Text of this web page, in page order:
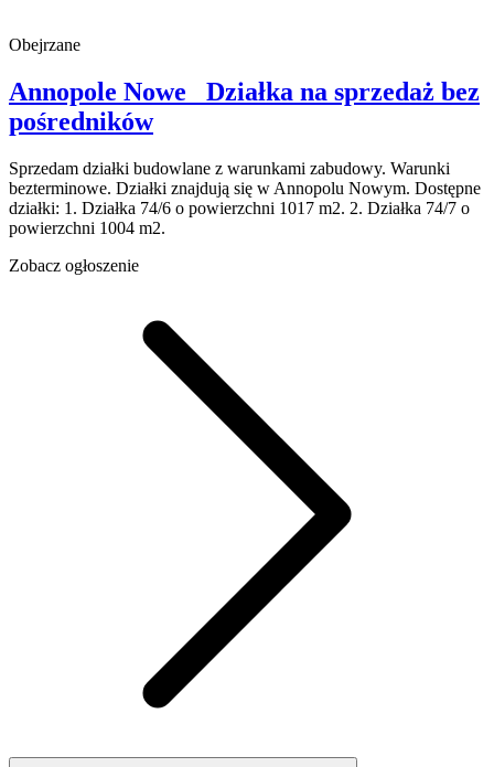
Obejrzane
Annopole Nowe Działka na sprzedaż bez
pośredników
Sprzedam działki budowlane z warunkami zabudowy. Warunki
bezterminowe. Działki znajdują się w Annopolu Nowym. Dostępne
działki: 1. Działka 74/6 o powierzchni 1017 m2. 2. Działka 74/7 o
powierzchni 1004 m2.
Zobacz ogłoszenie